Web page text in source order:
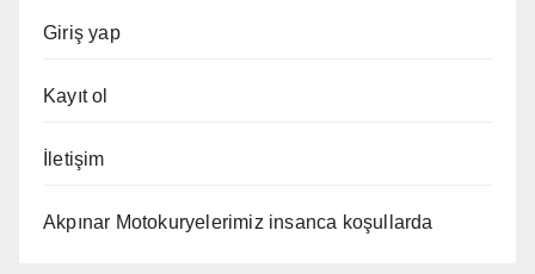
Giriş yap
Kayıt ol
İletişim
Akpınar Motokuryelerimiz insanca koşullarda